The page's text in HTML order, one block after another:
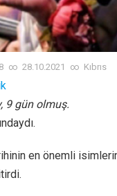
∞ 28.10.2021 ∞ Kıbrıs
9 gün olmuş.
en önemli